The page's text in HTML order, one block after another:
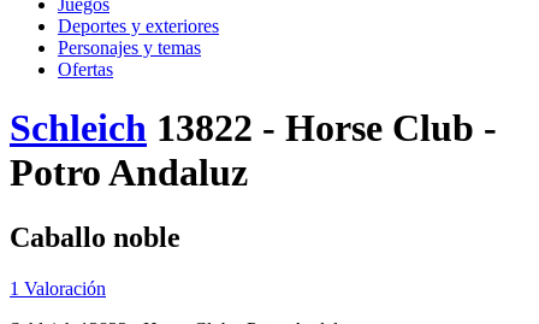
Juegos
Deportes y exteriores
Personajes y temas
Ofertas
Schleich 13822 - Horse Club -
Potro Andaluz
Caballo noble
1 Valoración